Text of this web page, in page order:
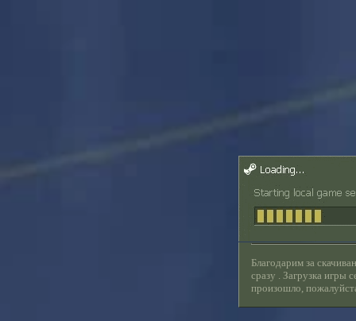
Благодарим за
сразу . Загрузка игры
произошло,